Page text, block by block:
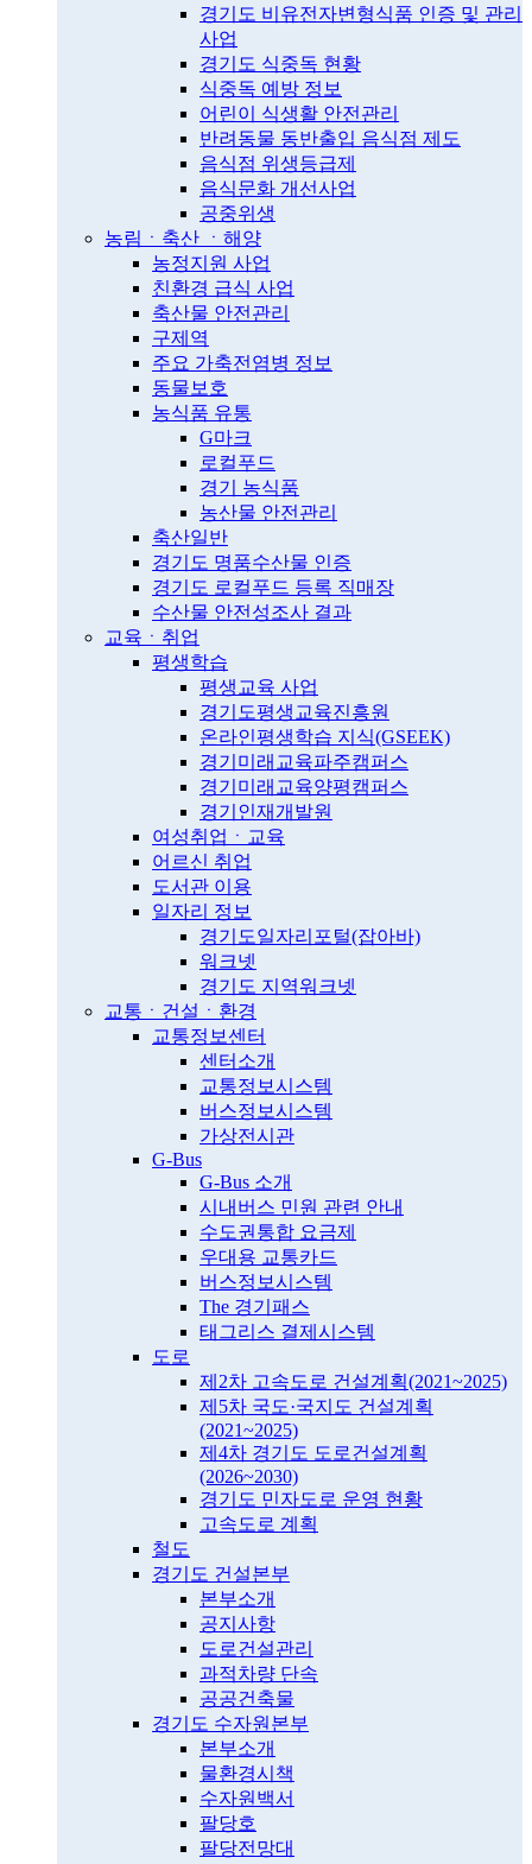
경기도 비유전자변형식품 인증 및 관리
사업
경기도 식중독 현황
식중독 예방 정보
어린이 식생활 안전관리
반려동물 동반출입 음식점 제도
음식점 위생등급제
음식문화 개선사업
공중위생
농림ㆍ축산 ㆍ해양
농정지원 사업
친환경 급식 사업
축산물 안전관리
구제역
주요 가축전염병 정보
동물보호
농식품 유통
G마크
로컬푸드
경기 농식품
농산물 안전관리
축산일반
경기도 명품수산물 인증
경기도 로컬푸드 등록 직매장
수산물 안전성조사 결과
교육ㆍ취업
평생학습
평생교육 사업
경기도평생교육진흥원
온라인평생학습 지식(GSEEK)
경기미래교육파주캠퍼스
경기미래교육양평캠퍼스
경기인재개발원
여성취업ㆍ교육
어르신 취업
도서관 이용
일자리 정보
경기도일자리포털(잡아바)
워크넷
경기도 지역워크넷
교통ㆍ건설ㆍ환경
교통정보센터
센터소개
교통정보시스템
버스정보시스템
가상전시관
G-Bus
G-Bus 소개
시내버스 민원 관련 안내
수도권통합 요금제
우대용 교통카드
버스정보시스템
The 경기패스
태그리스 결제시스템
도로
제2차 고속도로 건설계획(2021~2025)
제5차 국도·국지도 건설계획
(2021~2025)
제4차 경기도 도로건설계획
(2026~2030)
경기도 민자도로 운영 현황
고속도로 계획
철도
경기도 건설본부
본부소개
공지사항
도로건설관리
과적차량 단속
공공건축물
경기도 수자원본부
본부소개
물환경시책
수자원백서
팔당호
팔당전망대